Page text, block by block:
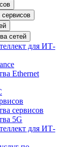
сервисов
сетей
для ИТ-
Ethernet
сервисов
5G
для ИТ-